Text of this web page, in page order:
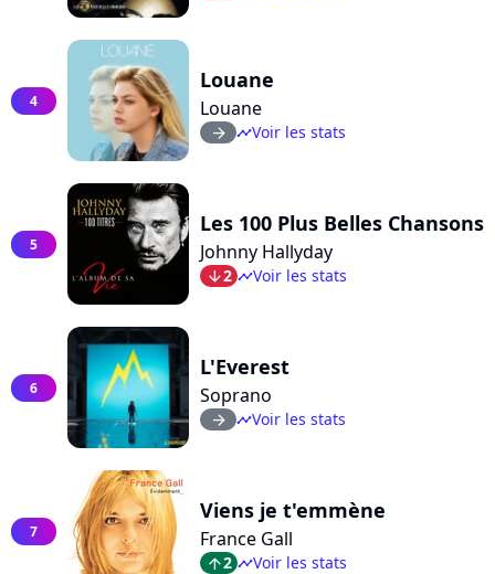
4
Louane
Louane
arrow_right timelineVoir les stats
5
Les 100 Plus Belles Chansons
Johnny Hallyday
arrow_bot2 timelineVoir les stats
6
L'Everest
Soprano
arrow_right timelineVoir les stats
7
Viens je t'emmène
France Gall
arrow_top2 timelineVoir les stats